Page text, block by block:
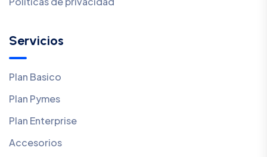
Servicios
Plan Basico
Plan Pymes
Plan Enterprise
Accesorios